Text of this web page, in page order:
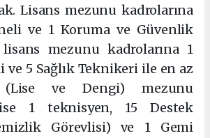
Lisans mezunu kadrolarına
ve 1 Koruma ve Güvenlik
mezunu kadrolarına 1
ve 5 Sağlık Teknikeri ile en az
(Lise ve Dengi) mezunu
1 teknisyen, 15 Destek
Görevlisi) ve 1 Gemi